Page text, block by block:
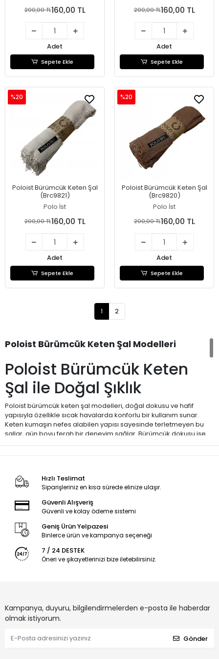
200,00 TL160,00 TL
Adet
Sepete Ekle
200,00 TL160,00 TL
Adet
Sepete Ekle
Poloist Bürümcük Keten Şal
(Brc9821)
Polo İst
%20
200,00 TL160,00 TL
Adet
Sepete Ekle
Poloist Bürümcük Keten Şal
(Brc9820)
Polo İst
%20
200,00 TL160,00 TL
Adet
Sepete Ekle
1 2
Poloist Bürümcük Keten Şal Modelleri
Poloist Bürümcük Keten
Şal ile Doğal Şıklık
Poloist bürümcük keten şal modelleri, doğal dokusu ve hafif
yapısıyla özellikle sıcak havalarda konforlu bir kullanım sunar.
Keten kumaşın nefes alabilen yapısı sayesinde terletmeyen bu
şallar, gün boyu ferah bir deneyim sağlar. Bürümcük dokusu ise
ürüne hem modern bir görünüm hem de zahmetsiz şıklık
Yaz Aylarının Vazgeçilmez
Şal Seçimi
hafifliği ve doğal yapısı ile öne çıkar. Poloist bürümcük keten şal
koleksiyonu, sade ve şık tasarımlarıyla günlük kombinlerden özel
davetlere kadar geniş bir kullanım alanı sunar.
Poloist şal modelleri, farklı renk seçenekleriyle her stile hitap eder.
Spor kombinlerden klasik kombinlere kadar geniş bir uyum
sunarak gardırobunuzun vazgeçilmez parçalarından biri olur.
Hızlı Teslimat
Siparişleriniz en kısa sürede elinize ulaşır.
Güvenli Alışveriş
Güvenli ve kolay ödeme sistemi
Geniş Ürün Yelpazesi
Binlerce ürün ve kampanya seçeneği
7 / 24 DESTEK
Öneri ve şikayetlerinizi bize iletebilirsiniz.
Kampanya, duyuru, bilgilendirmelerden e-posta ile haberdar
olmak istiyorum.
Gönder